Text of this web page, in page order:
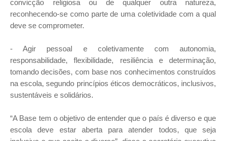
convicção religiosa ou de qualquer outra natureza,
reconhecendo-se como parte de uma coletividade com a qual
deve se comprometer.
- Agir pessoal e coletivamente com autonomia,
responsabilidade, flexibilidade, resiliência e determinação,
tomando decisões, com base nos conhecimentos construídos
na escola, segundo princípios éticos democráticos, inclusivos,
sustentáveis e solidários.
“A Base tem o objetivo de entender que o país é diverso e que
escola deve estar aberta para atender todos, que seja